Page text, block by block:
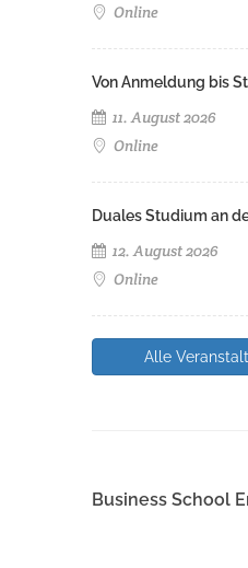
Online
Von Anmeldung bis
11. August 2026
Online
Duales Studium an
12. August 2026
Online
Alle
Business School